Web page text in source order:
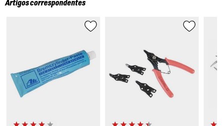
Artigos correspondentes